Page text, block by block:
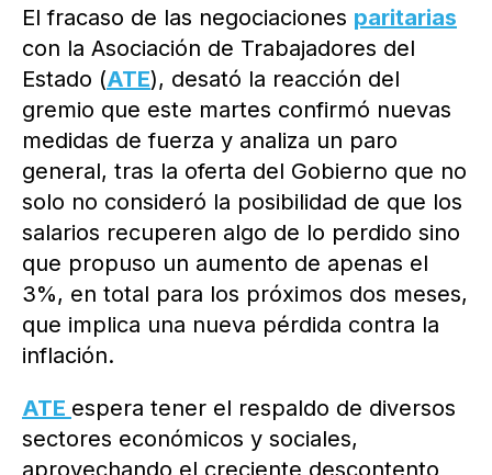
El fracaso de las negociaciones paritarias
con la Asociación de Trabajadores del
Estado (ATE), desató la reacción del
gremio que este martes confirmó nuevas
medidas de fuerza y analiza un paro
general, tras la oferta del Gobierno que no
solo no consideró la posibilidad de que los
salarios recuperen algo de lo perdido sino
que propuso un aumento de apenas el
3%, en total para los próximos dos meses,
que implica una nueva pérdida contra la
inflación.
ATE espera tener el respaldo de diversos
sectores económicos y sociales,
aprovechando el creciente descontento